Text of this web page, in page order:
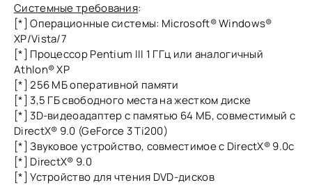
Системные требования:
[*] Oперационные системы: Microsoft® Windows®
XP/Vista/7
[*] Процессор Pentium III 1 ГГц или аналогичный
Athlon® XP
[*] 256 МБ оперативной памяти
[*] 3,5 ГБ свободного места на жестком диске
[*] 3D-видеоадаптер с памятью 64 МБ, совместимый с
DirectX® 9.0 (GeForce 3 Ti200)
[*] Звуковое устройство, совместимое с DirectX® 9.0с
[*] DirectX® 9.0
[*] Устройство для чтения DVD-дисков